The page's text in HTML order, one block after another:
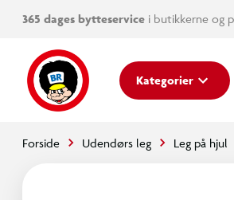
365 dages bytteservice i butikkerne og
Kategorier
Forside Udendørs leg Leg på hjul